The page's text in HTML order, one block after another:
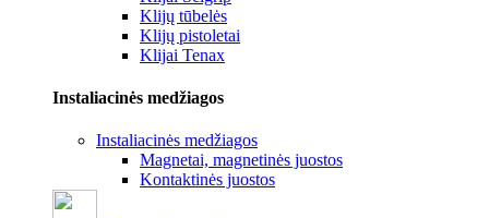
Klijų tūbelės
Klijų pistoletai
Klijai Tenax
Instaliacinės medžiagos
Instaliacinės medžiagos
Magnetai, magnetinės juostos
Kontaktinės juostos